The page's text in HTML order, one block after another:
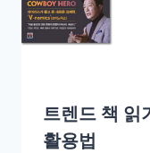
트렌드 책 읽
활용법